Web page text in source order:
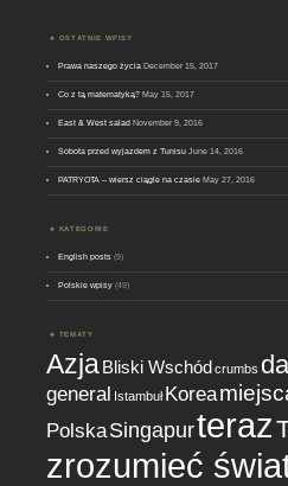
OSTATNIE WPISY
Prawa naszego życia December 15, 2017
Co z tą matematyką? May 15, 2017
East & West salad November 9, 2016
Sobota przed wyjazdem z Tunisu June 14, 2016
PATRYOTA – wiersz ciągle na czasie May 27, 2016
KATEGORIE
English posts (9)
Polskie wpisy (49)
TEMATY
AzjaBliski Wschódcrumbs
general Istambuł Korea
PolskaSingapurteraz
zrozumieć